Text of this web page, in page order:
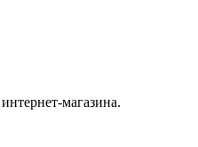
магазина.